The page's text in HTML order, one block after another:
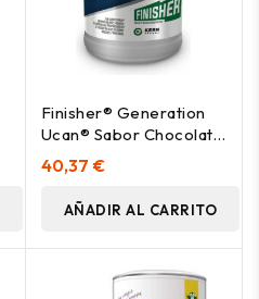
Finisher® Generation
Ucan® Sabor Chocolate
500Gr
40,37 €
AÑADIR AL CARRITO